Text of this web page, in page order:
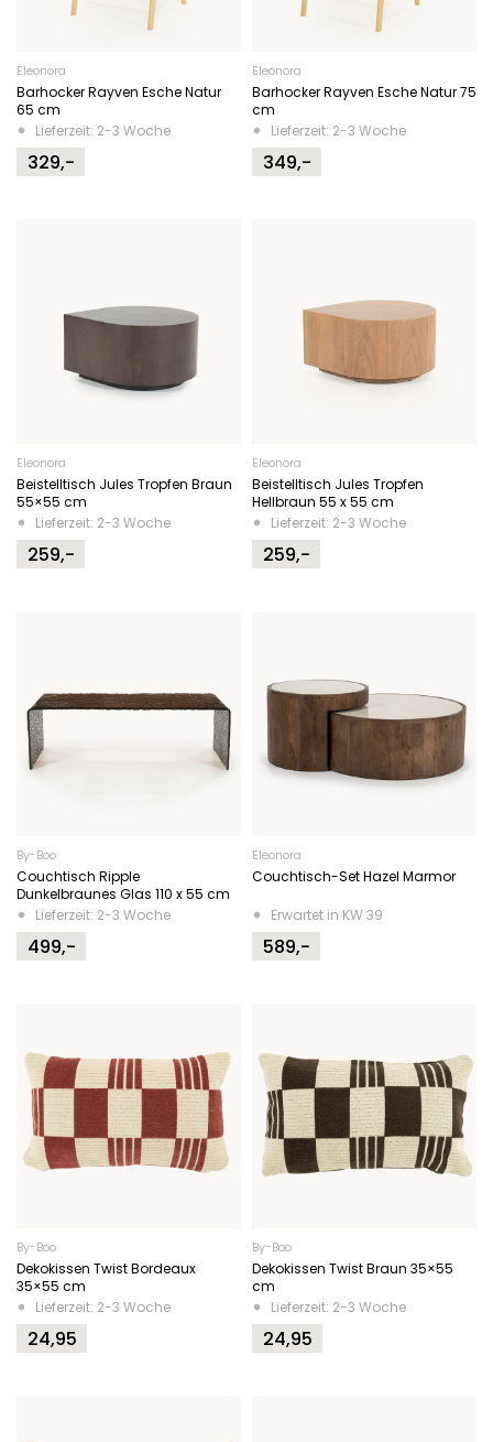
Eleonora
Barhocker Rayven Esche Natur
65 cm
Lieferzeit: 2-3 Woche
329,-
Eleonora
Barhocker Rayven Esche Natur 75
cm
Lieferzeit: 2-3 Woche
349,-
Eleonora
Beistelltisch Jules Tropfen Braun
55×55 cm
Lieferzeit: 2-3 Woche
259,-
Eleonora
Beistelltisch Jules Tropfen
Hellbraun 55 x 55 cm
Lieferzeit: 2-3 Woche
259,-
By-Boo
Couchtisch Ripple
Dunkelbraunes Glas 110 x 55 cm
Lieferzeit: 2-3 Woche
499,-
Eleonora
Couchtisch-Set Hazel Marmor
Erwartet in KW 39
589,-
By-Boo
Dekokissen Twist Bordeaux
35×55 cm
Lieferzeit: 2-3 Woche
24,95
By-Boo
Dekokissen Twist Braun 35×55
cm
Lieferzeit: 2-3 Woche
24,95